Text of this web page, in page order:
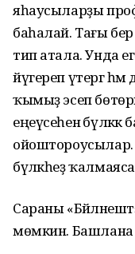
яһаусыларҙы
баһалай. Тағы
тип атала. Унда
йүгереп үтергә
ҡымыҙ эсеп
еңеүсеһенә бүләккә
бүләкһеҙ
Сараны
мөмкин. Башлана 10